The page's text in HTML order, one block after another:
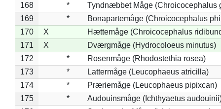
168
*
Tyndnæbbet Måge (Chroicocephalus
169
*
Bonapartemåge (Chroicocephalus
170
X
Hættemåge (Chroicocephalus
171
X
Dværgmåge (Hydrocoloeus minutus)
172
*
Rosenmåge (Rhodostethia rosea)
173
*
Lattermåge (Leucophaeus atricilla)
174
*
Præriemåge (Leucophaeus pipixcan)
175
*
Audouinsmåge (Ichthyaetus